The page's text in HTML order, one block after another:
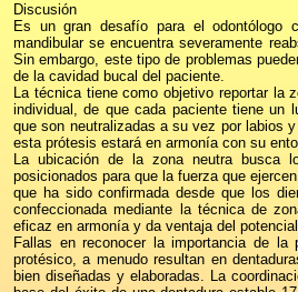
Discusión
Es un gran desafío para el odontólogo
mandibular se encuentra severamente
Sin embargo, este tipo de problemas
de la cavidad bucal del paciente.
La técnica tiene como objetivo reportar la
individual, de que cada paciente tiene un
que son neutralizadas a su vez por labios
esta prótesis estará en armonía con su
La ubicación de la zona neutra busca
posicionados para que la fuerza que
que ha sido confirmada desde que los
confeccionada mediante la técnica de
eficaz en armonía y da ventaja del
Fallas en reconocer la importancia de
protésico, a menudo resultan en
bien diseñadas y elaboradas. La